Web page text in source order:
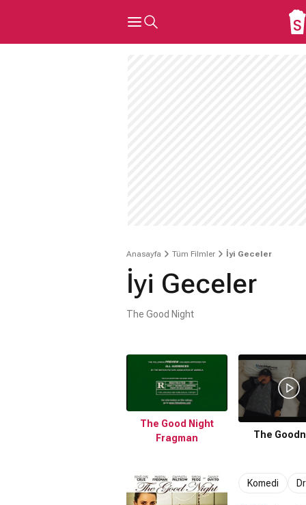
Anasayfa Tüm Filmler İyi Geceler
İyi Geceler
The Good Night
The Good Night
Fragman
The
Komedi